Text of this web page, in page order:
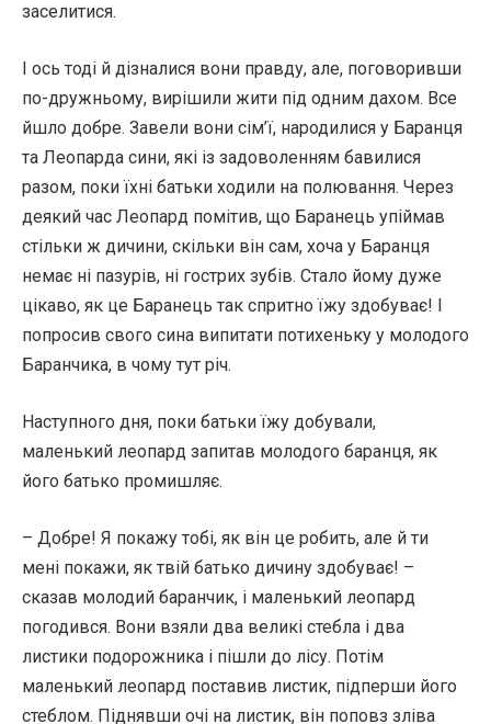
заселитися.
І ось тоді й дізналися вони правду, але, поговоривши
по-дружньому, вирішили жити під одним дахом. Все
йшло добре. Завели вони сім’ї, народилися у Баранця
та Леопарда сини, які із задоволенням бавилися
разом, поки їхні батьки ходили на полювання. Через
деякий час Леопард помітив, що Баранець упіймав
стільки ж дичини, скільки він сам, хоча у Баранця
немає ні пазурів, ні гострих зубів. Стало йому дуже
цікаво, як це Баранець так спритно їжу здобуває! І
попросив свого сина випитати потихеньку у молодого
Баранчика, в чому тут річ.
Наступного дня, поки батьки їжу добували,
маленький леопард запитав молодого баранця, як
його батько промишляє.
– Добре! Я покажу тобі, як він це робить, але й ти
мені покажи, як твій батько дичину здобуває! –
сказав молодий баранчик, і маленький леопард
погодився. Вони взяли два великі стебла і два
листики подорожника і пішли до лісу. Потім
маленький леопард поставив листик, підперши його
стеблом. Піднявши очі на листик, він поповз зліва